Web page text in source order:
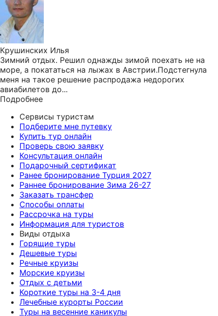
Крушинских Илья
Зимний отдых. Решил однажды зимой поехать не на
море, а покататься на лыжах в Австрии.Подстегнула
меня на такое решение распродажа недорогих
авиабилетов до...
Подробнее
Сервисы туристам
Подберите мне путевку
Купить тур онлайн
Проверь свою заявку
Консультация онлайн
Подарочный сертификат
Ранее бронирование Турция 2027
Раннее бронирование Зима 26-27
Заказать трансфер
Способы оплаты
Рассрочка на туры
Информация для туристов
Виды отдыха
Горящие туры
Дешевые туры
Речные круизы
Морские круизы
Отдых с детьми
Короткие туры на 3-4 дня
Лечебные курорты России
Туры на весенние каникулы